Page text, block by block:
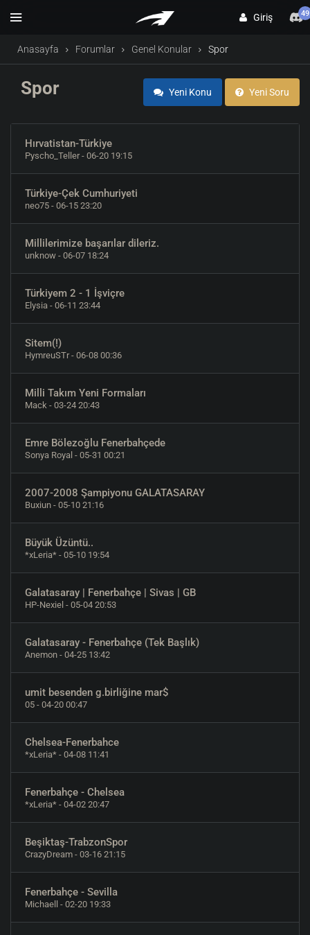
Giriş 49
Anasayfa Forumlar Genel Konular Spor
Spor Yeni Konu Yeni Soru
Hırvatistan-Türkiye
Pyscho_Teller- 06-20 19:15
Türkiye-Çek Cumhuriyeti
neo75 - 06-15 23:20
Millilerimize başarılar dileriz.
unknow - 06-07 18:24
Türkiyem 2 - 1 İşviçre
Elysia - 06-11 23:44
Sitem(!)
HymreuSTr- 06-08 00:36
Milli Takım Yeni Formaları
Mack - 03-24 20:43
Emre Bölezoğlu Fenerbahçede
Sonya Royal - 05-31 00:21
2007-2008 Şampiyonu GALATASARAY
Buxiun - 05-10 21:16
Büyük Üzüntü..
*xLeria* - 05-10 19:54
Galatasaray | Fenerbahçe | Sivas | GB
HP-Nexiel - 05-04 20:53
Galatasaray - Fenerbahçe (Tek Başlık)
Anemon - 04-25 13:42
umit besenden g.birliğine mar$
05 - 04-20 00:47
Chelsea-Fenerbahce
*xLeria* - 04-08 11:41
Fenerbahçe - Chelsea
*xLeria* - 04-02 20:47
Beşiktaş-TrabzonSpor
CrazyDream - 03-16 21:15
Fenerbahçe - Sevilla
Michaell - 02-20 19:33